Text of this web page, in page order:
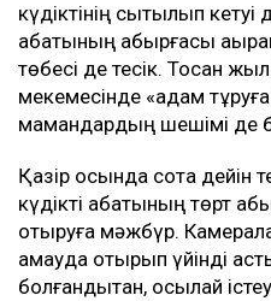
күдіктінің сытылып кетуі
абақтының қабырғасы
төбесі де тесік. Тоқсан
мекемесінде «адам
мамандардың шешімі де
Қазір осында сотқа дейін
күдікті абақтының төрт
отыруға мәжбүр.
қамауда отырып үйінді
болғандықтан, осылай